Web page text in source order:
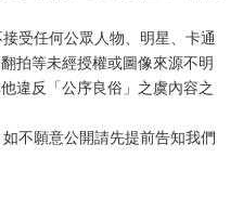
受任何公眾人物、明星、卡通
拍等未經授權或圖像來源不明
違反「公序良俗」之虞內容之
不願意公開請先提前告知我們